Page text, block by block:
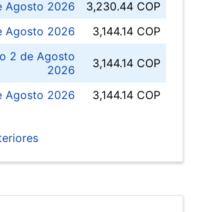
Agosto 2026
3,230.44 COP
Agosto 2026
3,144.14 COP
2 de Agosto
2026
3,144.14 COP
Agosto 2026 3,144.14 COP